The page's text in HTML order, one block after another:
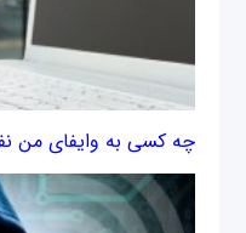
چه کسی به وای‎فای من نفوذ کرده است؟